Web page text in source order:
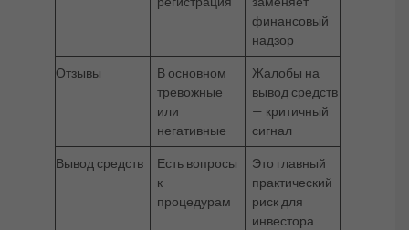
финансовый
надзор
Отзывы
В основном
тревожные
или
негативные
Жалобы на
вывод средств
— критичный
сигнал
Вывод средств
Есть вопросы
к
процедурам
Это главный
практический
риск для
инвестора